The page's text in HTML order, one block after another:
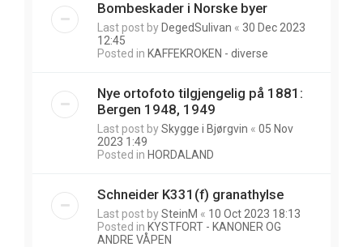
Bombeskader i Norske byer
Last post by DegedSulivan « 30 Dec 2023
12:45
Posted in KAFFEKROKEN - diverse
Nye ortofoto tilgjengelig på 1881:
Bergen 1948, 1949
Last post bySkygge i Bjørgvin « 05 Nov
2023 1:49
Posted in HORDALAND
Schneider K331(f) granathylse
Last post bySteinM « 10 Oct 2023 18:13
Posted in KYSTFORT - KANONER OG
ANDRE VÅPEN